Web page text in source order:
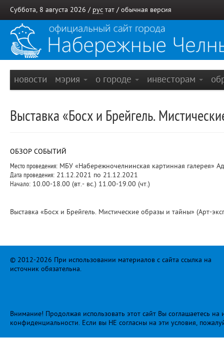
Суббота, 8 августа 2026 / рус тат / обычная версия
новости мэрия о городе инвесторам
Выставка «Босх и Брейгель.
ОБЗОР СОБЫТИЙ
Место проведения: МБУ «Набережночелнинская картинная галерея»
Дата проведения: 21.12.2021 по 21.12.2021
Начало: 10.00-18.00 (вт.- вс.) 11.00-19.00 (чт.)
Выставка «Босх и Брейгель. Мистические образы и тайны» (Арт-
© 2012-2026 При использовании материалов с сайта ссылка на
источник обязательна.
Внимание! Продолжая использовать этот сайт Вы соглашаетесь
конфиденциальности. Если вы НЕ согласны на эти условия,